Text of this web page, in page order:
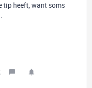
tip heeft, want soms